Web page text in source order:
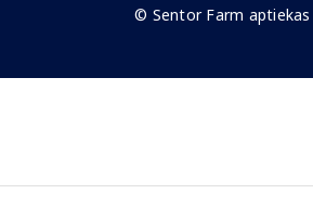
© Sentor Farm aptiekas